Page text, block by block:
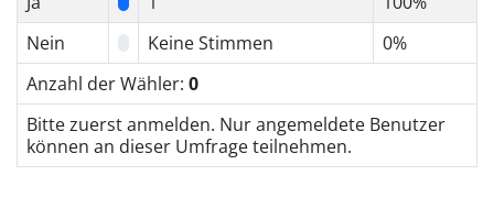
Nein
Keine Stimmen
0%
Anzahl der Wähler: 0
Bitte zuerst anmelden. Nur angemeldete Benutzer
können an dieser Umfrage teilnehmen.